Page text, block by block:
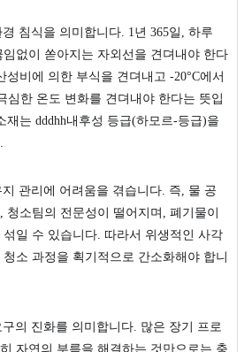
침식을 의미합니다. 1년 365일, 하루
임없이 쏟아지는 자외선을 견뎌내야 한다
성비에 의한 부식을 견뎌내고 -20°C에서
심한 온도 변화를 견뎌내야 한다는 뜻입
재는 dddhh내후성 등급(하모르-등급)을
지 관리에 어려움을 겪습니다. 즉, 물 공
청소팀의 전문성이 떨어지며, 폐기물이
섞일 수 있습니다. 따라서 위생적인 ​​사각
소 과정을 획기적으로 간소화해야 합니
구의 진화를 의미합니다. 많은 장기 프로
자연의 부름을 해결하는 것만으로는 충